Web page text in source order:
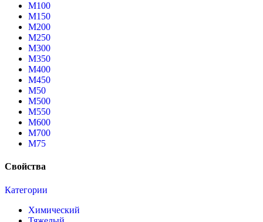
М100
М150
М200
М250
М300
М350
М400
М450
М50
М500
М550
М600
М700
М75
Свойства
Категории
Химический